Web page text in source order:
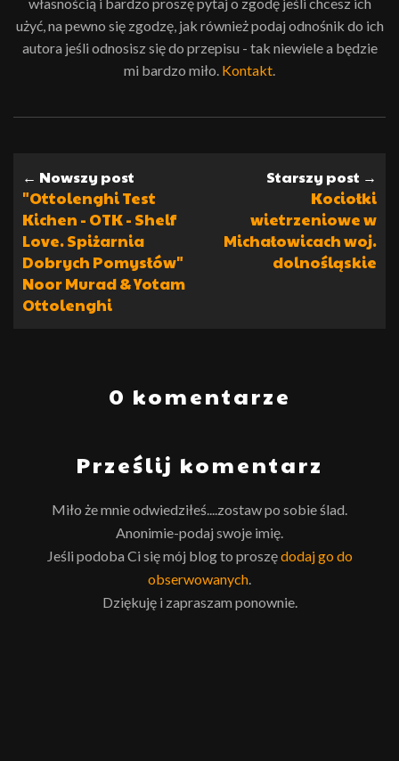
użyć, na pewno się zgodzę, jak również podaj odnośnik do ich
autora jeśli odnosisz się do przepisu - tak niewiele a będzie
mi bardzo miło. Kontakt
← Nowszy post
"Ottolenghi Test
Kichen - OTK - Shelf
Love. Spiżarnia
Dobrych Pomysłów"
Noor Murad & Yotam
Ottolenghi
Starszy post →
Kociołki
wietrzeniowe w
Michałowicach woj.
dolnośląskie
0 komentarze
Prześlij komentarz
Miło że mnie odwiedziłeś....zostaw po sobie ślad.
Anonimie-podaj swoje imię.
Jeśli podoba Ci się mój blog to proszędodaj go do
obserwowanych
Dziękuję i zapraszam ponownie.